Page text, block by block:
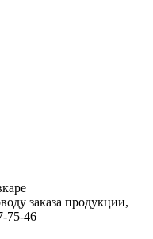
заказа продукции,
75-46